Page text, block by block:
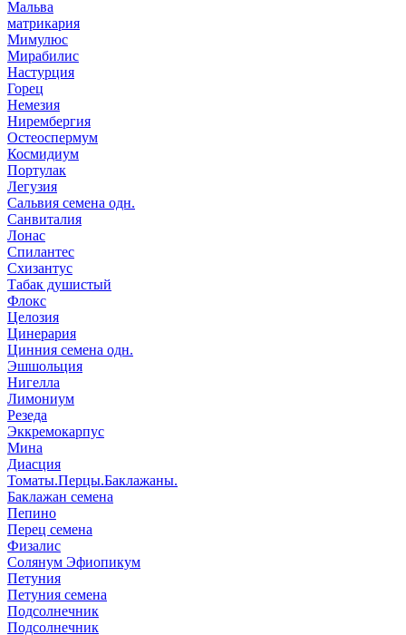
Мальва
матрикария
Мимулюс
Мирабилис
Настурция
Горец
Немезия
Нирембергия
Остеоспермум
Космидиум
Портулак
Легузия
Сальвия семена одн.
Санвиталия
Лонас
Спилантес
Схизантус
Табак душистый
Флокс
Целозия
Цинерария
Цинния семена одн.
Эшшольция
Нигелла
Лимониум
Резеда
Эккремокарпус
Мина
Диасция
Томаты.Перцы.Баклажаны.
Баклажан семена
Пепино
Перец семена
Физалис
Солянум Эфиопикум
Петуния
Петуния семена
Подсолнечник
Подсолнечник